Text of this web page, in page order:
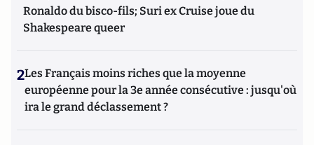
Ronaldo du bisco-fils; Suri ex Cruise joue du
Shakespeare queer
2Les Français moins riches que la moyenne
européenne pour la 3e année consécutive : jusqu'où
ira le grand déclassement ?